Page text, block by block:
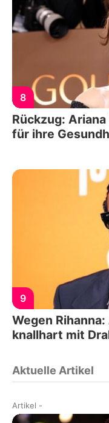
8
Rückzug:
für ihre
9
Wegen
knallhart mit
Aktuelle Artikel
Artikel -